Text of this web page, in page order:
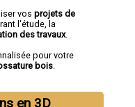
vos projets de
l'étude, la
des travaux.
pour votre
bois
en 3D